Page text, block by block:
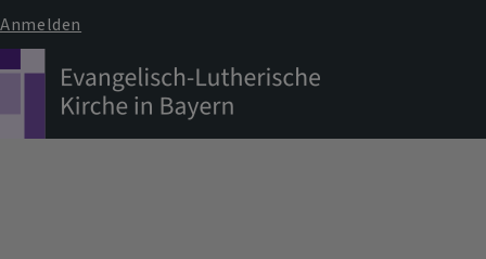
Benutzermenü
Anmelden